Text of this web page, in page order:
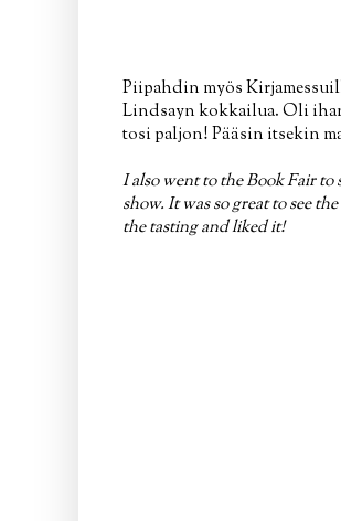
Piipahdin myös
Lindsayn kokkailua. Oli
tosi paljon! Pääsin itsekin
I also went to the Book Fair to
show. It was so great to see
the tasting and liked it!